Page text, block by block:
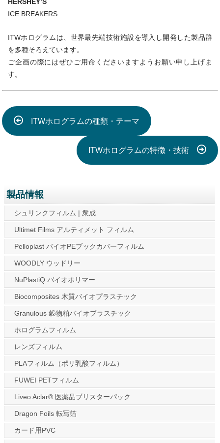
ICE BREAKERS
ITWホログラムは、世界最先端技術施設を導入し開発した製品群
を多種そろえています。
ご企画の際にはぜひご用命くださいますようお願い申し上げま
す。
ITWホログラムの種類・テーマ
ITWホログラムの特徴・技術
製品情報
シュリンクフィルム | 衆成
Ultimet Films アルティメット フィルム
Pelloplast バイオPEブックカバーフィルム
WOODLY ウッドリー
NuPlastiQ バイオポリマー
Biocomposites 木質バイオプラスチック
Granulous 穀物粕バイオプラスチック
ホログラムフィルム
レンズフィルム
PLAフィルム（ポリ乳酸フィルム）
FUWEI PETフィルム
Liveo Aclar® 医薬品ブリスターパック
Dragon Foils 転写箔
カード用PVC